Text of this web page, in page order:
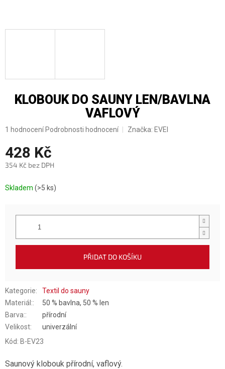
KLOBOUK DO SAUNY LEN/BAVLNA
VAFLOVÝ
Průměrné
produktu
je
5,0
5
1 hodnocení Podrobnosti hodnocení Značka: EVEI
428 Kč
354 Kč bez DPH
cena:
Skladem (>5 ks)
PŘIDAT DO KOŠÍKU
Kategorie:
Textil do sauny
Materiál::
50 % bavlna, 50 % len
Barva::
přírodní
Velikost:
univerzální
Kód: B-EV23
Saunový klobouk přírodní, vaflový.